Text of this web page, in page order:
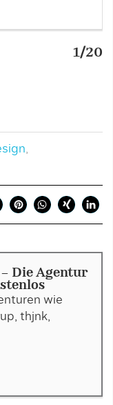
1/20
,
- Die Agentur
wie
thjnk,